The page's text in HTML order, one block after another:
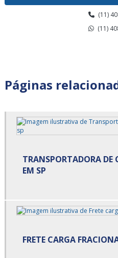
Armazenagem para alimentos
Armazenagem para alimentos
Armazenagem para alimentos
Armazenagem para alimentos
Armazenagem para alimentos
Armazenagem para alimentos
Armazenamento cross docking
(11)
(11)
Páginas
TRANSPORTADORA DE
EM SP
FRETE CARGA